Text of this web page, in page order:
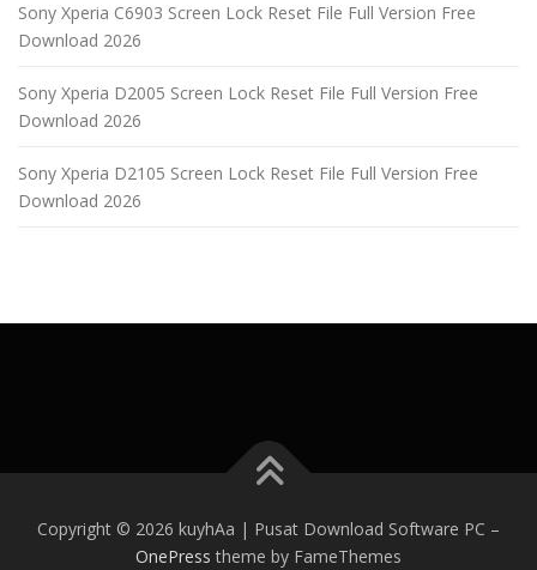
Sony Xperia C6903 Screen Lock Reset File Full Version Free
Download 2026
Sony Xperia D2005 Screen Lock Reset File Full Version Free
Download 2026
Sony Xperia D2105 Screen Lock Reset File Full Version Free
Download 2026
Copyright © 2026 kuyhAa | Pusat Download Software PC –
OnePress theme by FameThemes